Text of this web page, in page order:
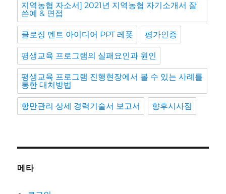
지역농협 자소서] 2021년 지역농협 자기소개서 잘
쓴예 & 면접
클로징 멘트 아이디어 PPT 레폿 평가인증
평생교육 프로그램의 실패요인과 원인
평생교육 프로그램 진행현장에서 볼 수 있는 사례를
통한 대처방법
항만관리 상세 경력기술서 보고서 향후시사점
메타